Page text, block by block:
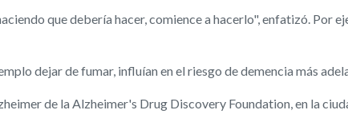
que debería hacer, comience a hacerlo", enfatizó. Por
dejar de fumar, influían en el riesgo de demencia más
de la Alzheimer's Drug Discovery Foundation, en la